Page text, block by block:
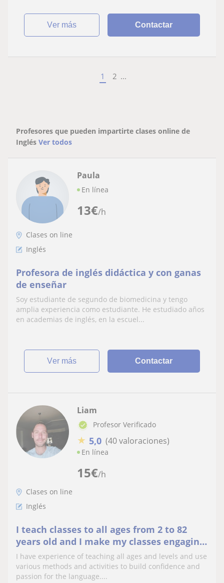
ver más Contactar
1 2 ...
Profesores que pueden impartirte clases online de
Inglés Ver todos
13€/h
Paula
En línea
Clases on line
Inglés
Profesora de inglés didáctica y con ganas
de enseñar
Soy estudiante de segundo de biomedicina y tengo
amplia experiencia como estudiante. He estudiado años
en academias de inglés, en la escuel...
ver más Contactar
15€/h
Liam
Profesor Verificado
★ 5,0 (40 valoraciones)
En línea
Clases on line
Inglés
I teach classes to all ages from 2 to 82
years old and I make my classes engaging,
fun and interesting. I adapt my classes to
suit the needs of the students and the
desired results, using reading and writing
I have experience of teaching all ages and levels and use
various methods and activities to build confidence and
passion for the language....